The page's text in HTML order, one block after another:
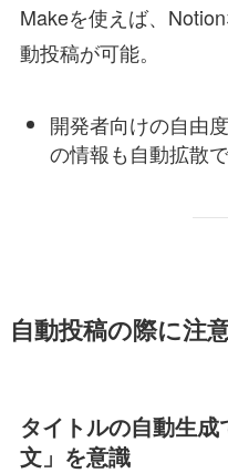
Makeを使えば、
動投稿が可能。
開発者向けの自由
の情報も自動拡散で
自動投稿の際に注
タイトルの自動生
文」を意識